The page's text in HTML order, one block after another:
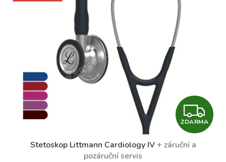
Z
D
ZDARMA
Stetoskop Littmann Cardiology IV+ záruční a
pozáruční servis